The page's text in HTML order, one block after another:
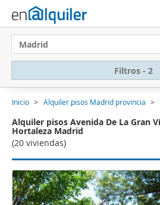
Madrid
Filtros - 2
Inicio Alquiler pisos Madrid provincia
Alquiler pisos Avenida De La Gran
Hortaleza Madrid
(20 viviendas)